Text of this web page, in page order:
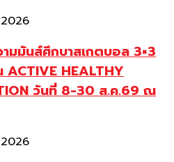
ามมันส์ศึกบาสเกตบอล 3×3
ACTIVE HEALTHY
วันที่ 8-30 ส.ค.69 ณ